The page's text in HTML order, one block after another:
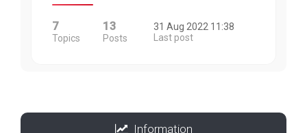
7
Topics
13
Posts
31 Aug 2022 11:38
Last post
Information